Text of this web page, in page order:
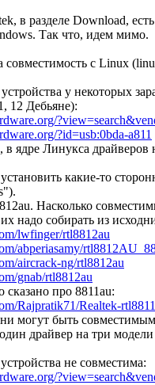
в разделе Download,
Так что, идем мимо.
с Linux
у некоторых
12 Дебьяне):
?id=usb:0bda-a811
в ядре Линукса драйверов
какие-то
Насколько
надо собирать из
lwfinger/rtl8812au
abperiasamy/
aircrack-ng/rtl8812au
gnab/rtl8812au
сказано про 8811au:
Rajpratik71/Realtek-
могут быть
драйвер на три
не совместима: